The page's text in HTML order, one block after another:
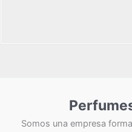
Somos una empresa